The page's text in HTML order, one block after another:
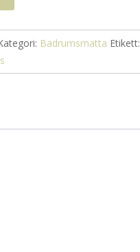
Badrumsmatta Etikett: